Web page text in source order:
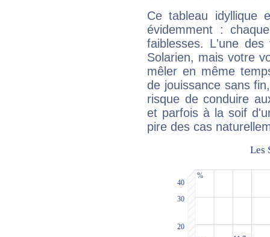
Ce tableau idyllique
évidemment :
faiblesses. L'une
Solarien, mais votre
mêler en même
de jouissance sans
risque de conduire
et parfois à la soif
pire des cas